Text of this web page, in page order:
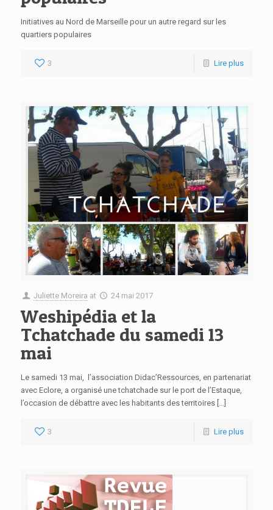
Initiatives au Nord de Marseille pour un autre regard sur les
quartiers populaires
3 Lire plus
Juliette Moreira at 24 mai 2017
Weshipédia et la
Tchatchade du samedi 13
mai
Le samedi 13 mai, l’association Didac’Ressources, en partenariat
avec Eclore, a organisé une tchatchade sur le port de l’Estaque,
l’occasion de débattre avec les habitants des territoires […]
3 Lire plus